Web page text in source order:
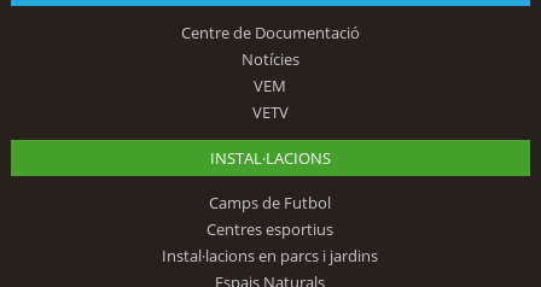
Centre de Documentació
Notícies
VEM
VETV
INSTAL·LACIONS
Camps de Futbol
Centres esportius
Instal·lacions en parcs i jardins
Espais Naturals